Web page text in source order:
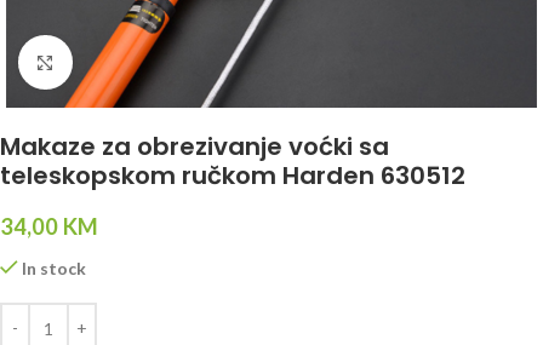
Click to enlarge
Makaze za obrezivanje voćki sa
teleskopskom ručkom Harden 630512
34,00 KM
In stock